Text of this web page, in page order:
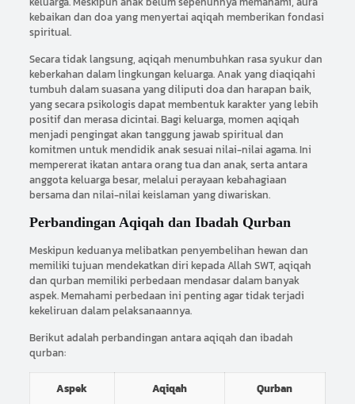
kebaikan dan doa yang menyertai aqiqah memberikan fondasi
spiritual.
Secara tidak langsung, aqiqah menumbuhkan rasa syukur dan
keberkahan dalam lingkungan keluarga. Anak yang diaqiqahi
tumbuh dalam suasana yang diliputi doa dan harapan baik,
yang secara psikologis dapat membentuk karakter yang lebih
positif dan merasa dicintai. Bagi keluarga, momen aqiqah
menjadi pengingat akan tanggung jawab spiritual dan
komitmen untuk mendidik anak sesuai nilai-nilai agama. Ini
mempererat ikatan antara orang tua dan anak, serta antara
anggota keluarga besar, melalui perayaan kebahagiaan
bersama dan nilai-nilai keislaman yang diwariskan.
Perbandingan Aqiqah dan Ibadah Qurban
Meskipun keduanya melibatkan penyembelihan hewan dan
memiliki tujuan mendekatkan diri kepada Allah SWT, aqiqah
dan qurban memiliki perbedaan mendasar dalam banyak
aspek. Memahami perbedaan ini penting agar tidak terjadi
kekeliruan dalam pelaksanaannya.
Berikut adalah perbandingan antara aqiqah dan ibadah
qurban:
Aspek Aqiqah Qurban